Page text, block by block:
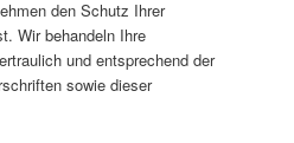
den Schutz Ihrer
Wir behandeln Ihre
und entsprechend der
sowie dieser